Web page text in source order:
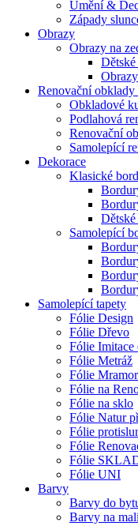
Umění &
Západy
Obrazy
Obrazy na
Renovační obklady
Obkladové
Podlahová
Renovační
Samolepící
Dekorace
Klasické
Samolepící
Samolepící tapety
Fólie Design
Fólie Dřevo
Fólie Imitace
Fólie Metráž
Fólie Mramor
Fólie na
Fólie na sklo
Fólie Natur
Fólie
Fólie
Fólie
Fólie UNI
Barvy
Barvy do
Barvy na